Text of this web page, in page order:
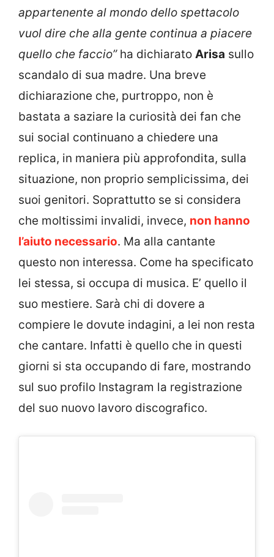
appartenente al mondo dello spettacolo
vuol dire che alla gente continua a piacere
quello che faccio”ha dichiarato Arisa sullo
scandalo di sua madre. Una breve
dichiarazione che, purtroppo, non è
bastata a saziare la curiosità dei fan che
sui social continuano a chiedere una
replica, in maniera più approfondita, sulla
situazione, non proprio semplicissima, dei
suoi genitori. Soprattutto se si considera
che moltissimi invalidi, invece, non hanno
l’aiuto necessario. Ma alla cantante
questo non interessa. Come ha specificato
lei stessa, si occupa di musica. E’ quello il
suo mestiere. Sarà chi di dovere a
compiere le dovute indagini, a lei non resta
che cantare. Infatti è quello che in questi
giorni si sta occupando di fare, mostrando
sul suo profilo Instagram la registrazione
del suo nuovo lavoro discografico.